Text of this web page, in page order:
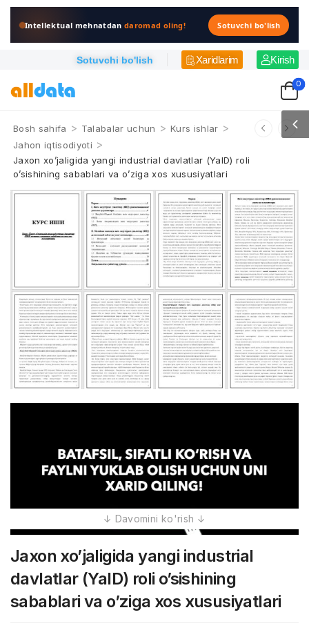
Intellektual mehnatdandaromad oling! Sotuvchi bo'lish
Sotuvchi bo'lish Xaridlarim Kirish
0
Bosh sahifa > Talabalar uchun > Kurs ishlar >
Jahon iqtisodiyoti >
Jaxon xo’jaligida yangi industrial davlatlar (YaID) roli
o’sishining sabablari va o’ziga xos xususiyatlari
Jaxon xo’jaligida yangi industrial
davlatlar (YaID) roli o’sishining
sabablari va o’ziga xos xususiyatlari